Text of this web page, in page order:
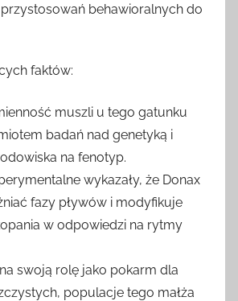
behawioralnych do
faktów:
muszli u tego gatunku
badań nad genetyką i
na fenotyp.
wykazały, że Donax
fazy pływów i modyfikuje
w odpowiedzi na rytmy
swoją rolę jako pokarm dla
populacje tego małża